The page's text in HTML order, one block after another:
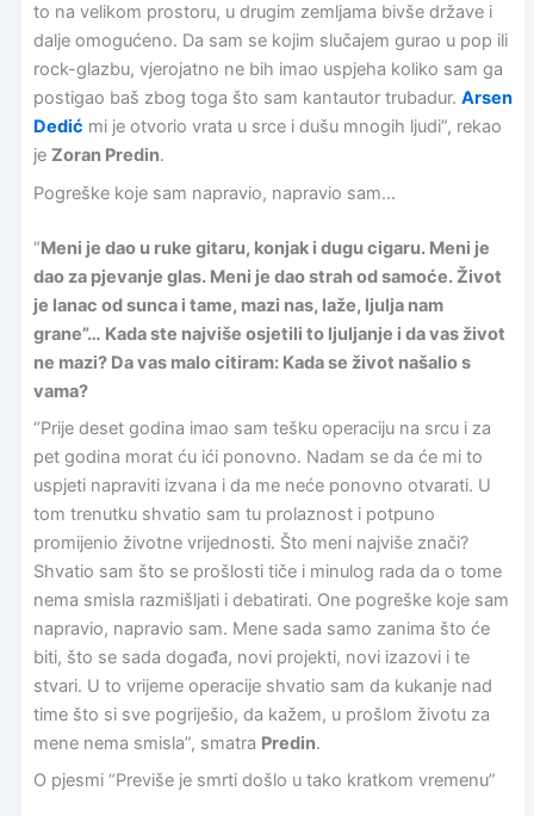
to na velikom prostoru, u drugim zemljama bivše države i
dalje omogućeno. Da sam se kojim slučajem gurao u pop ili
rock-glazbu, vjerojatno ne bih imao uspjeha koliko sam ga
postigao baš zbog toga što sam kantautor trubadur. Arsen
Dedić mi je otvorio vrata u srce i dušu mnogih ljudi”, rekao
je Zoran Predin.
Pogreške koje sam napravio, napravio sam…
“Meni je dao u ruke gitaru, konjak i dugu cigaru. Meni je
dao za pjevanje glas. Meni je dao strah od samoće. Život
je lanac od sunca i tame, mazi nas, laže, ljulja nam
grane”… Kada ste najviše osjetili to ljuljanje i da vas život
ne mazi? Da vas malo citiram: Kada se život našalio s
vama?
“Prije deset godina imao sam tešku operaciju na srcu i za
pet godina morat ću ići ponovno. Nadam se da će mi to
uspjeti napraviti izvana i da me neće ponovno otvarati. U
tom trenutku shvatio sam tu prolaznost i potpuno
promijenio životne vrijednosti. Što meni najviše znači?
Shvatio sam što se prošlosti tiče i minulog rada da o tome
nema smisla razmišljati i debatirati. One pogreške koje sam
napravio, napravio sam. Mene sada samo zanima što će
biti, što se sada događa, novi projekti, novi izazovi i te
stvari. U to vrijeme operacije shvatio sam da kukanje nad
time što si sve pogriješio, da kažem, u prošlom životu za
mene nema smisla”, smatra Predin.
O pjesmi “Previše je smrti došlo u tako kratkom vremenu”